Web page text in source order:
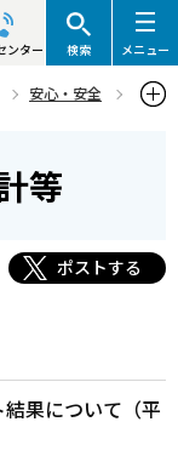
ンター 検索 メニュー
安心・安全
等
ポストする
結果について（平